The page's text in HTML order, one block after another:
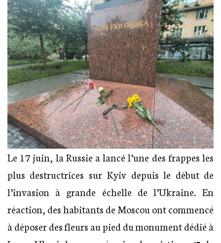
Le 17 juin, la Russie a lancé l’une des frappes les
plus destructrices sur Kyiv depuis le début de
l’invasion à grande échelle de l’Ukraine. En
réaction, des habitants de Moscou ont commencé
à déposer des fleurs au pied du monument dédié à